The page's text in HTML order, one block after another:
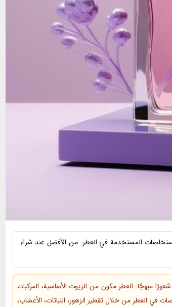
المستخدمة في العطر. من الأفضل عند شراء
مبهجًا. العطر مكون من الزيوت الأساسية، المركبات
في العطر من خلال تقطير الزهور، النباتات، الأعشاب،